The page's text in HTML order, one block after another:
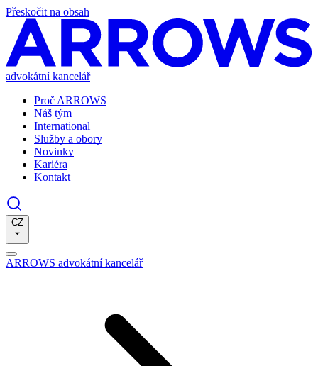
Přeskočit na obsah
advokátní kancelář
Proč ARROWS
Náš tým
International
Služby a obory
Novinky
Kariéra
Kontakt
CZ
ARROWS advokátní kancelář